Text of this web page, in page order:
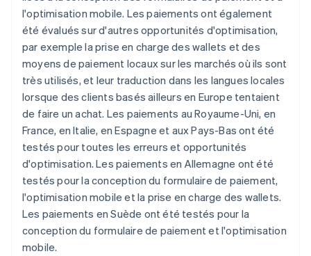
l'optimisation mobile. Les paiements ont également
été évalués sur d'autres opportunités d'optimisation,
par exemple la prise en charge des wallets et des
moyens de paiement locaux sur les marchés où ils sont
très utilisés, et leur traduction dans les langues locales
lorsque des clients basés ailleurs en Europe tentaient
de faire un achat. Les paiements au Royaume-Uni, en
France, en Italie, en Espagne et aux Pays-Bas ont été
testés pour toutes les erreurs et opportunités
d'optimisation. Les paiements en Allemagne ont été
testés pour la conception du formulaire de paiement,
l'optimisation mobile et la prise en charge des wallets.
Les paiements en Suède ont été testés pour la
conception du formulaire de paiement et l'optimisation
mobile.
English
Croatie
EnglishItaliano
Danemark
English
Émirats arabes unis
English
Espagne
Español English
Estonie
English
États-Unis
English Español 简体中文
Finlande
EnglishSvenska
France
FrançaisEnglish
Gibraltar